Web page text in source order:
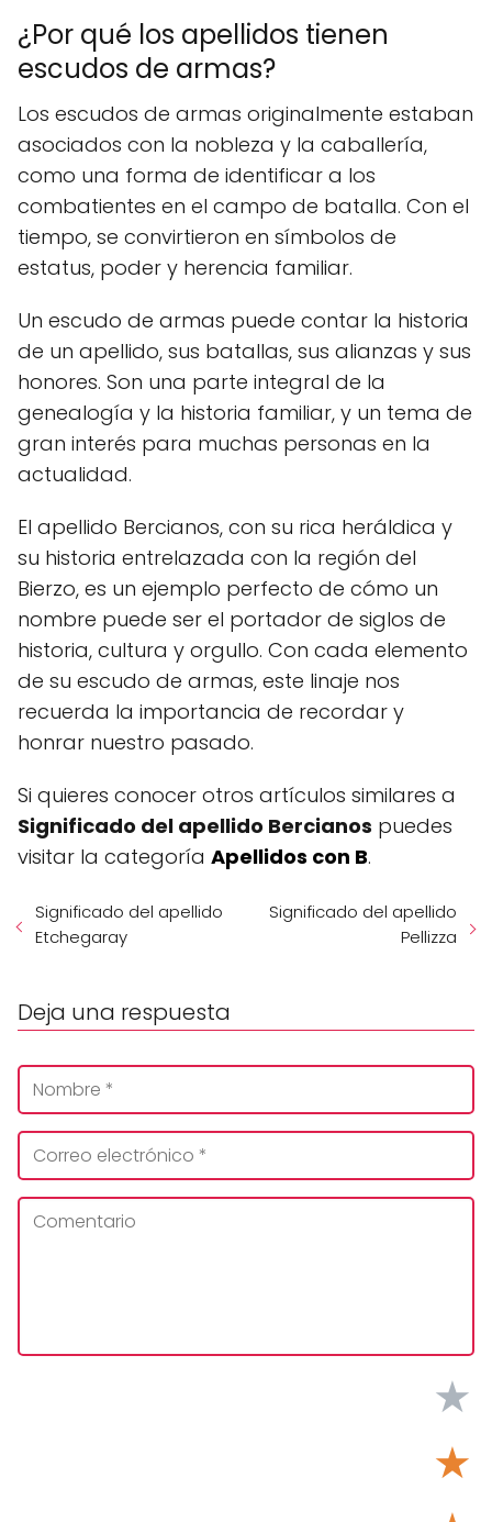
¿Por qué los apellidos tienen
escudos de armas?
Los escudos de armas originalmente estaban
asociados con la nobleza y la caballería,
como una forma de identificar a los
combatientes en el campo de batalla. Con el
tiempo, se convirtieron en símbolos de
estatus, poder y herencia familiar.
Un escudo de armas puede contar la historia
de un apellido, sus batallas, sus alianzas y sus
honores. Son una parte integral de la
genealogía y la historia familiar, y un tema de
gran interés para muchas personas en la
actualidad.
El apellido Bercianos, con su rica heráldica y
su historia entrelazada con la región del
Bierzo, es un ejemplo perfecto de cómo un
nombre puede ser el portador de siglos de
historia, cultura y orgullo. Con cada elemento
de su escudo de armas, este linaje nos
recuerda la importancia de recordar y
honrar nuestro pasado.
Si quieres conocer otros artículos similares a
Significado del apellido Bercianos puedes
visitar la categoría Apellidos con B.
Significado del apellido
Etchegaray
Significado del apellido
Pellizza
Deja una respuesta
★
★